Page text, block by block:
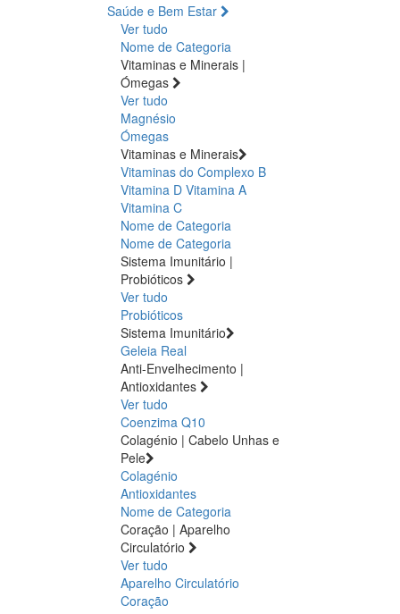
Saúde e Bem Estar
Ver tudo
Nome de Categoria
Vitaminas e Minerais |
Ómegas
Ver tudo
Magnésio
Ómegas
Vitaminas e Minerais
Vitaminas do Complexo B
Vitamina D Vitamina A
Vitamina C
Nome de Categoria
Nome de Categoria
Sistema Imunitário |
Probióticos
Ver tudo
Probióticos
Sistema Imunitário
Geleia Real
Anti-Envelhecimento |
Antioxidantes
Ver tudo
Coenzima Q10
Colagénio | Cabelo Unhas e
Pele
Colagénio
Antioxidantes
Nome de Categoria
Coração | Aparelho
Circulatório
Ver tudo
Aparelho Circulatório
Coração